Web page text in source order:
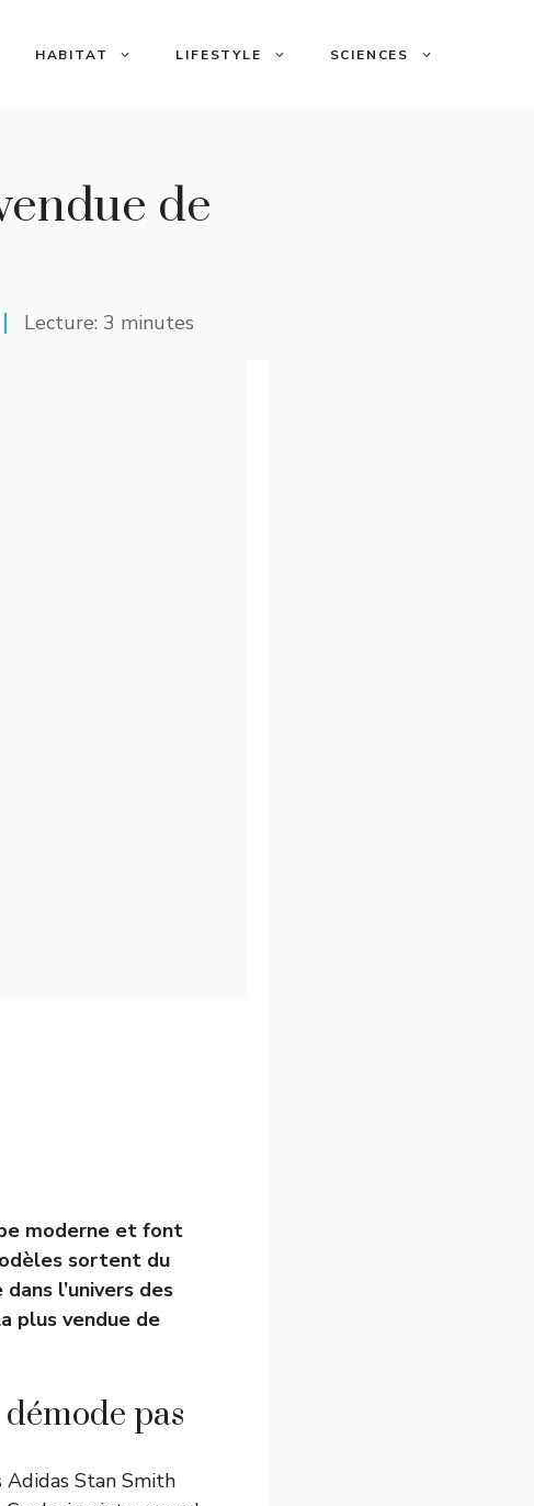
HABITAT LIFESTYLE SCIENCES
de
Lecture: 3 minutes
moderne et font
sortent du
l’univers des
plus vendue de
pas
Adidas Stan Smith